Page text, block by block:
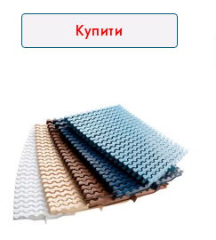
Купити